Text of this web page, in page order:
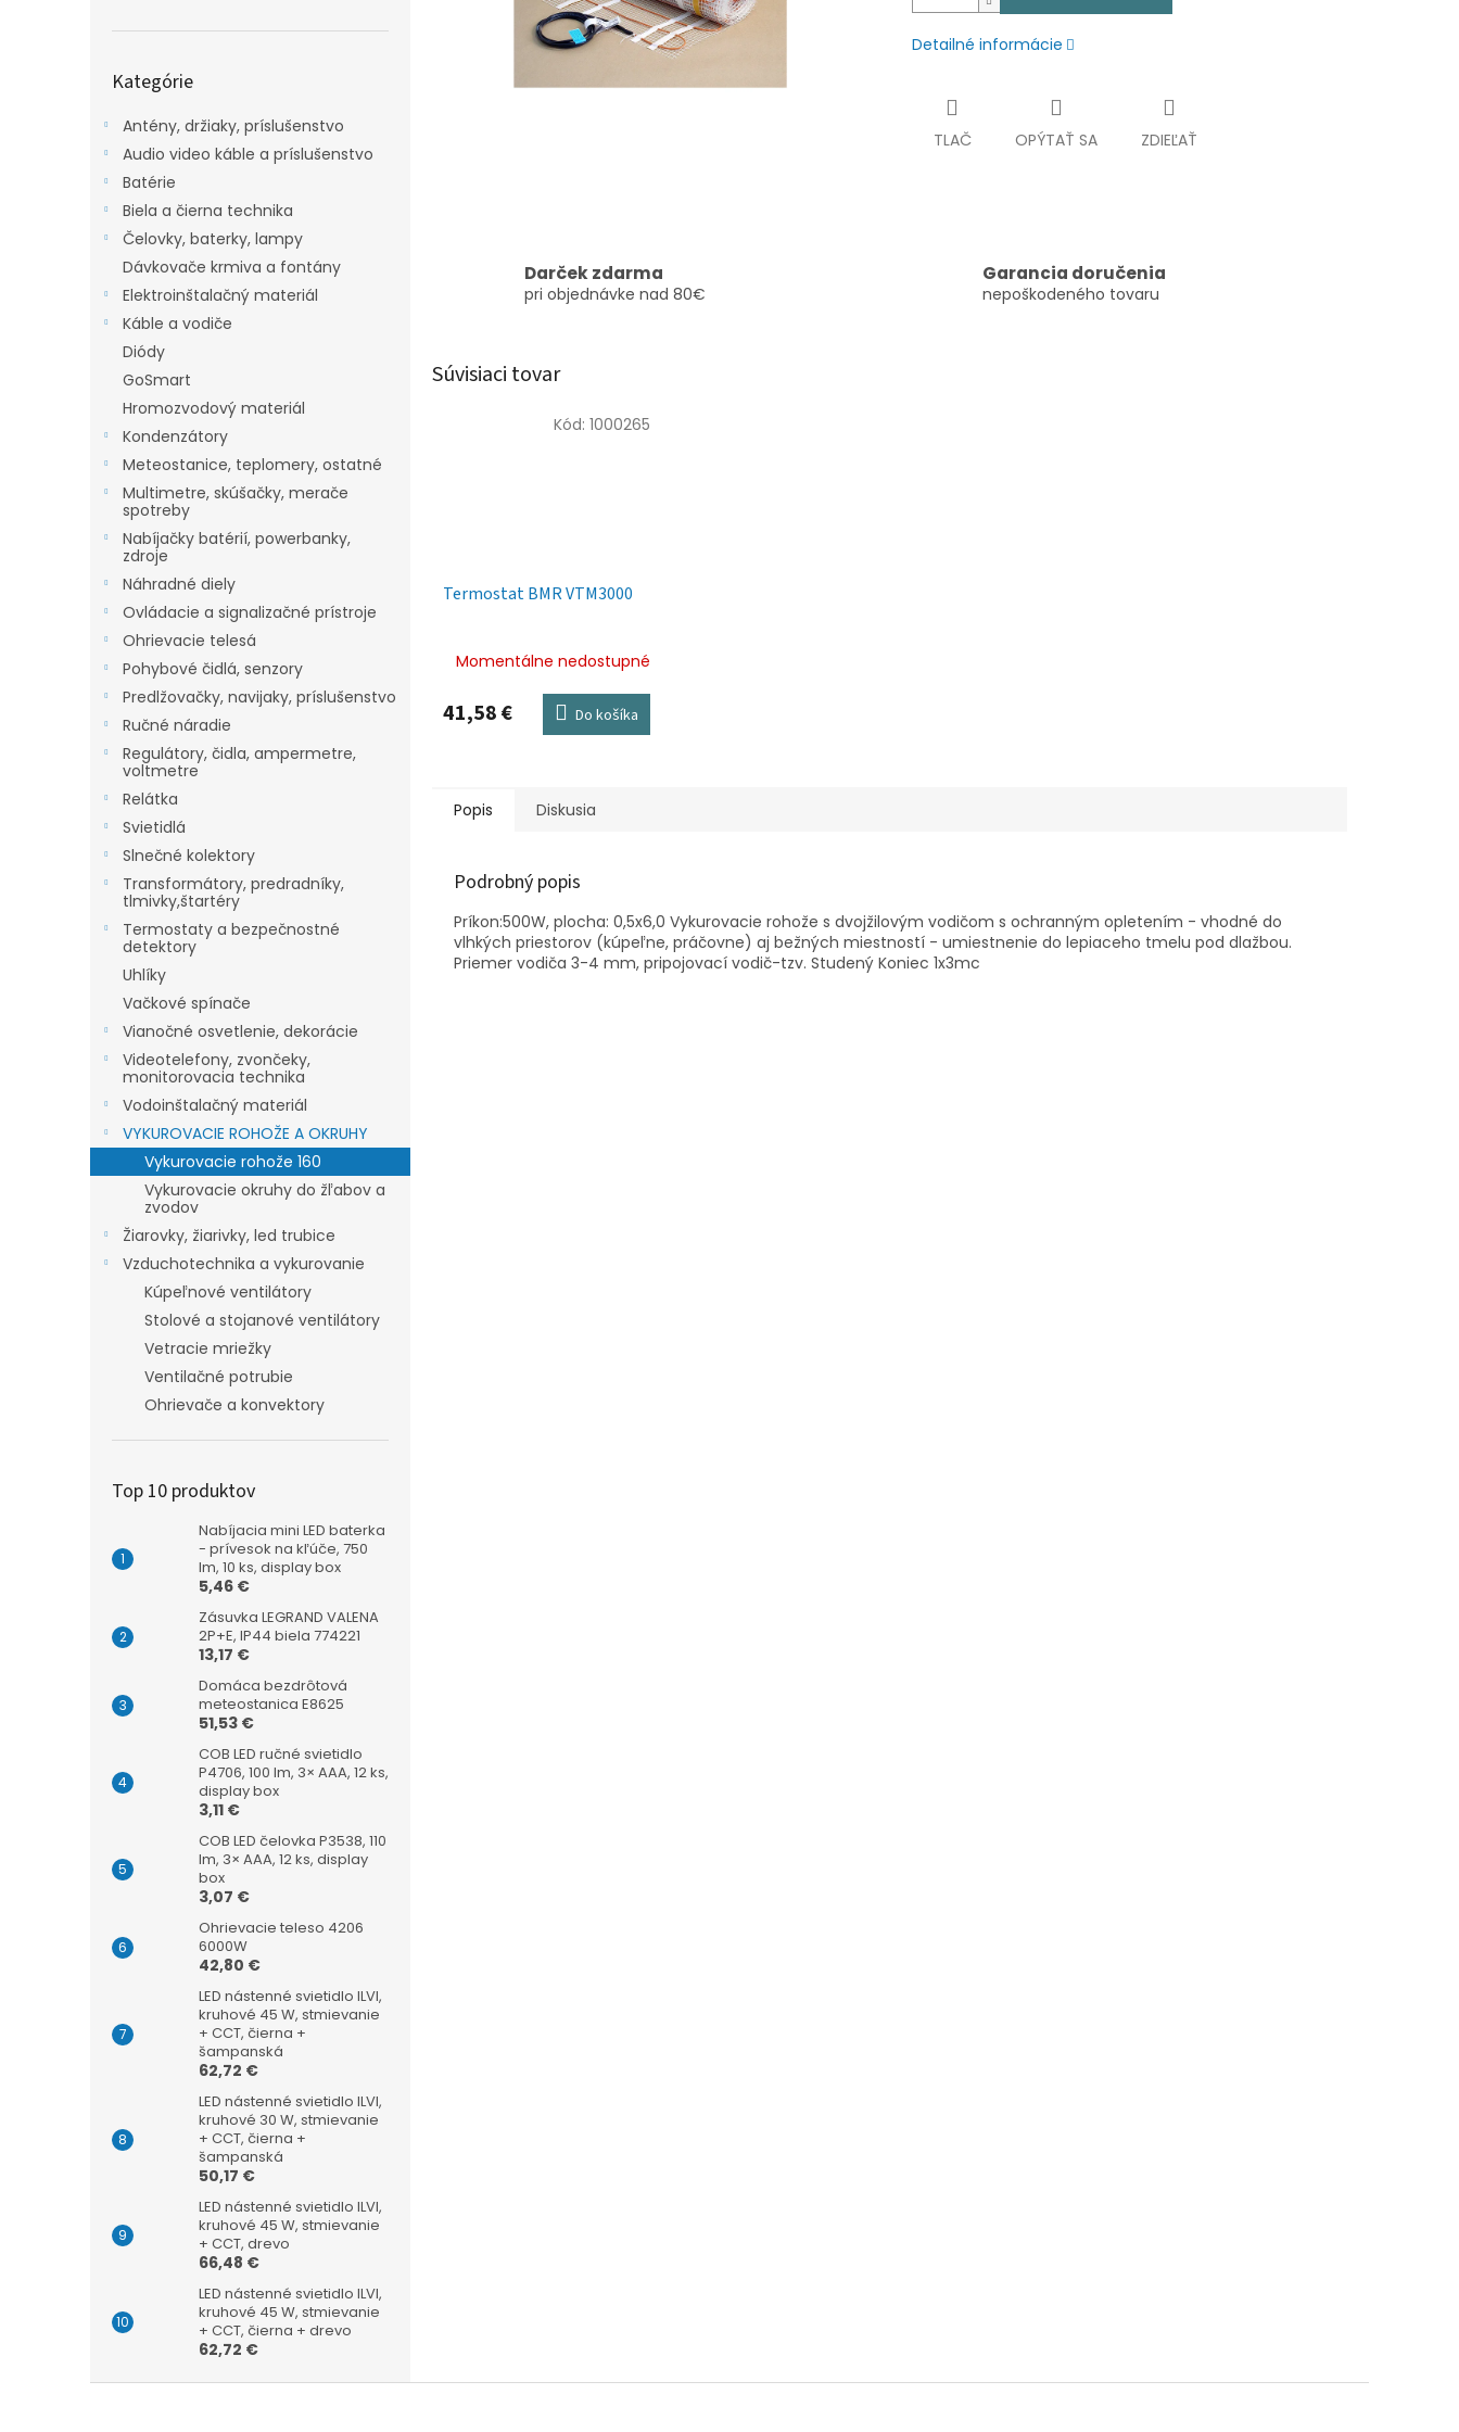
kategórie
Kategórie
Antény, držiaky, príslušenstvo
Audio video káble a príslušenstvo
Batérie
Biela a čierna technika
Čelovky, baterky, lampy
Dávkovače krmiva a fontány
Elektroinštalačný materiál
Káble a vodiče
Diódy
GoSmart
Hromozvodový materiál
Kondenzátory
Meteostanice, teplomery, ostatné
Multimetre, skúšačky, merače
spotreby
Nabíjačky batérií, powerbanky,
zdroje
Náhradné diely
Ovládacie a signalizačné prístroje
Ohrievacie telesá
Pohybové čidlá, senzory
Predlžovačky, navijaky, príslušenstvo
Ručné náradie
Regulátory, čidla, ampermetre,
voltmetre
Relátka
Svietidlá
Slnečné kolektory
Transformátory, predradníky,
tlmivky,štartéry
Termostaty a bezpečnostné
detektory
Uhlíky
Vačkové spínače
Vianočné osvetlenie, dekorácie
Videotelefony, zvončeky,
monitorovacia technika
Vodoinštalačný materiál
VYKUROVACIE ROHOŽE A OKRUHY
Vykurovacie rohože 160
Vykurovacie okruhy do žľabov a
zvodov
Žiarovky, žiarivky, led trubice
Vzduchotechnika a vykurovanie
Kúpeľnové ventilátory
Stolové a stojanové ventilátory
Vetracie mriežky
Ventilačné potrubie
Ohrievače a konvektory
Top 10 produktov
Nabíjacia mini LED baterka
- prívesok na kľúče, 750
lm, 10 ks, display box
5,46 €
Zásuvka LEGRAND VALENA
2P+E, IP44 biela 774221
13,17 €
Domáca bezdrôtová
meteostanica E8625
51,53 €
COB LED ručné svietidlo
P4706, 100 lm, 3× AAA, 12 ks,
display box
3,11 €
COB LED čelovka P3538, 110
lm, 3× AAA, 12 ks, display
box
3,07 €
Ohrievacie teleso 4206
6000W
42,80 €
LED nástenné svietidlo ILVI,
kruhové 45 W, stmievanie
+ CCT, čierna +
šampanská
62,72 €
LED nástenné svietidlo ILVI,
kruhové 30 W, stmievanie
+ CCT, čierna +
šampanská
50,17 €
LED nástenné svietidlo ILVI,
kruhové 45 W, stmievanie
+ CCT, drevo
66,48 €
LED nástenné svietidlo ILVI,
kruhové 45 W, stmievanie
+ CCT, čierna + drevo
62,72 €
Detailné informácie
TLAČ OPÝTAŤ SA ZDIEĽAŤ
Darček zdarma
pri objednávke nad 80€
Garancia doručenia
nepoškodeného tovaru
Súvisiaci tovar
Termostat BMR VTM3000
Momentálne nedostupné
41,58 € Do košíka
Kód: 1000265
Popis Diskusia
Podrobný popis
Príkon:500W, plocha: 0,5x6,0 Vykurovacie rohože s dvojžilovým vodičom s ochranným opletením - vhodné do
vlhkých priestorov (kúpeľne, práčovne) aj bežných miestností - umiestnenie do lepiaceho tmelu pod dlažbou.
Priemer vodiča 3-4 mm, pripojovací vodič-tzv. Studený Koniec 1x3mc